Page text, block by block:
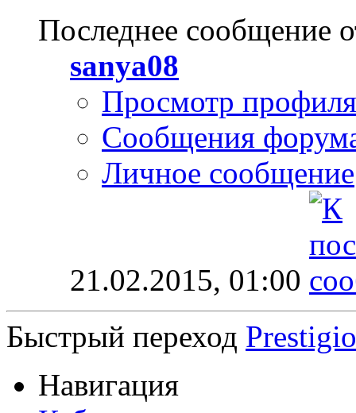
Последнее сообщение
sanya08
Просмотр профиля
Сообщения
Личное сообщение
21.02.2015, 01:00
Быстрый переход Prestigio
Навигация